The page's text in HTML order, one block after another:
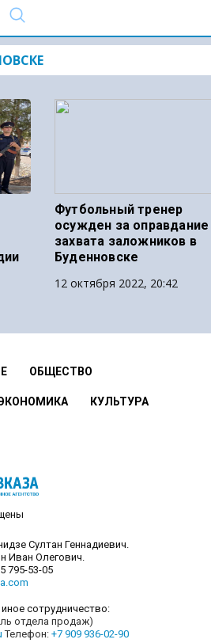
Футбольный тренер
осужден за оправдание
захвата заложников в
Буденновске
12 октября 2022, 20:42
ОБЩЕСТВО
КУЛЬТУРА
Султан Геннадиевич.
Иван Олегович.
795-53-05
сотрудничество:
отдела продаж)
Телефон: +7 909 936-02-90